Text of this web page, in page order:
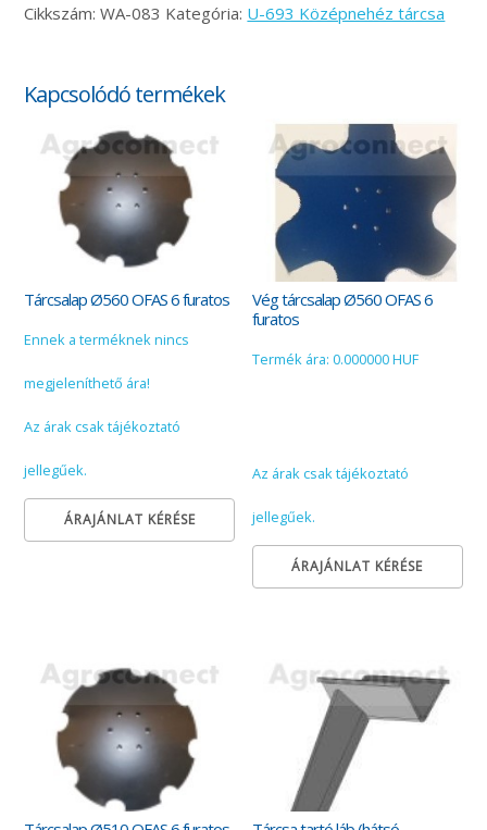
Cikkszám:WA-083 Kategória: U-693 Középnehéz tárcsa
Kapcsolódó termékek
Tárcsalap Ø560 OFAS 6 furatos
Ennek a terméknek nincs
megjeleníthető ára!
Az árak csak tájékoztató
jellegűek.
ÁRAJÁNLAT KÉRÉSE
Vég tárcsalap Ø560 OFAS 6
furatos
Termék ára: 0.000000 HUF
Az árak csak tájékoztató
jellegűek.
ÁRAJÁNLAT KÉRÉSE